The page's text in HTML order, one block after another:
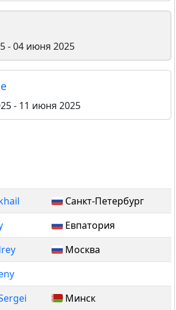
- 04 июня 2025
- 11 июня 2025
Санкт-Петербург
Евпатория
Москва
Минск